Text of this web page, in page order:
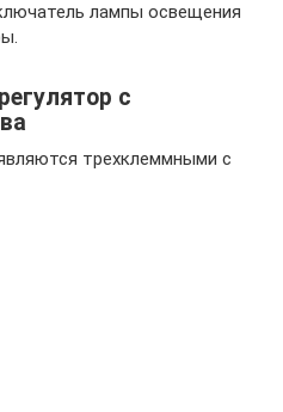
лампы освещения
с
трехклеммными с